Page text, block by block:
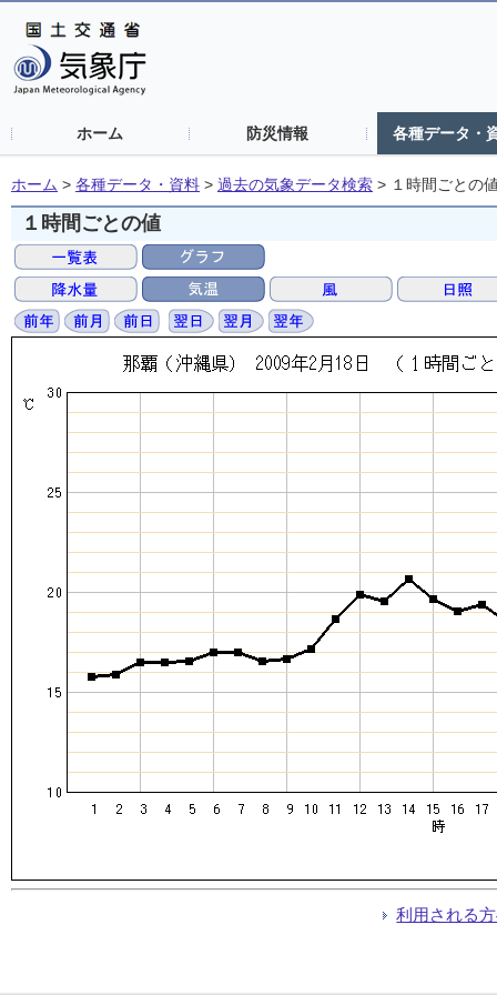
ホーム 防災情報 各種データ・
ホーム > 各種データ・資料 > 過去の気象データ検索 > １時間ごとの
１時間ごとの値
利用される